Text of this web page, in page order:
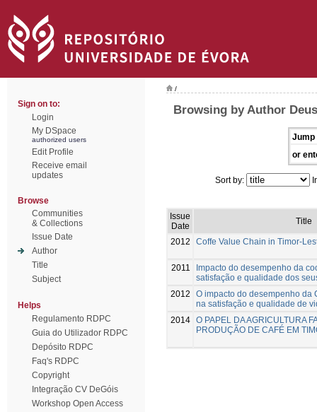
Sign on to:
Login
My DSpace
authorized users
Edit Profile
Receive email
updates
Browse
Communities
& Collections
Issue Date
Author
Title
Subject
Helps
Regulamento RDPC
Guia do Utilizador RDPC
Depósito RDPC
Faq's RDPC
Copyright
Integração CV DeGóis
Workshop Open Access
/
Browsing by Author
Jump
or
Sort by:
Issue
Date
Title
2012 Coffe Value Chain in Timor-
2011
Impacto do desempenho da
satisfação e qualidade dos
2012
O impacto do desempenho da
na satisfação e qualidade de
2014 O PAPEL DA AGRICULTURA
PRODUÇÃO DE CAFÉ EM